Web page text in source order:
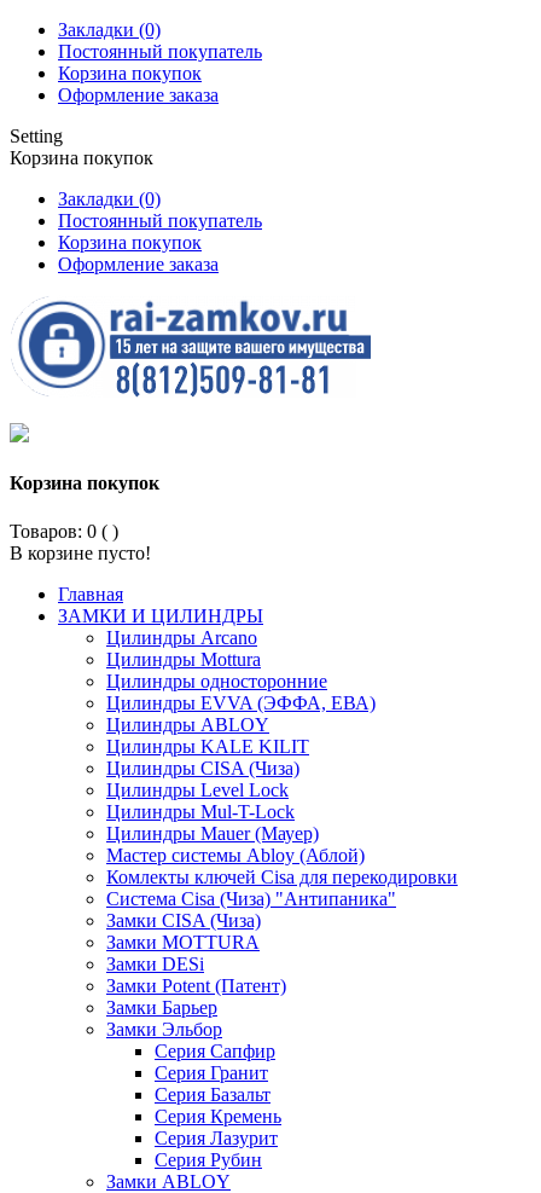
Закладки (0)
Постоянный покупатель
Корзина покупок
Оформление заказа
Setting
Корзина покупок
Закладки (0)
Постоянный покупатель
Корзина покупок
Оформление заказа
Корзина покупок
Товаров: 0 ( )
В корзине пусто!
Главная
ЗАМКИ И ЦИЛИНДРЫ
Цилиндры Arcano
Цилиндры Mottura
Цилиндры односторонние
Цилиндры EVVA (ЭФФА, ЕВА)
Цилиндры ABLOY
Цилиндры KALE KILIT
Цилиндры CISA (Чиза)
Цилиндры Level Lock
Цилиндры Mul-T-Lock
Цилиндры Mauer (Мауер)
Мастер системы Abloy (Аблой)
Комлекты ключей Cisa для перекодировки
Система Cisa (Чиза) "Антипаника"
Замки CISA (Чиза)
Замки MOTTURA
Замки DESi
Замки Potent (Патент)
Замки Барьер
Замки Эльбор
Серия Сапфир
Серия Гранит
Серия Базальт
Серия Кремень
Серия Лазурит
Серия Рубин
Замки ABLOY